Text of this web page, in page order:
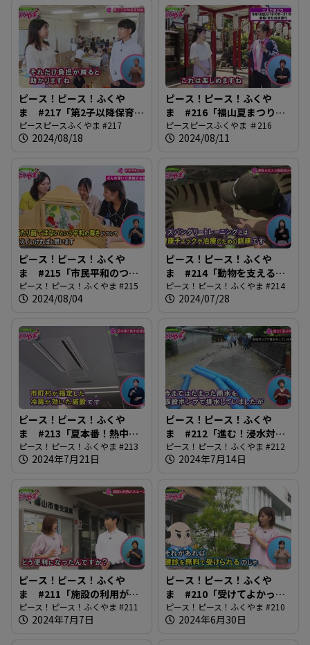
ピース！ピース！ふくや
ま #217「第2子以降保育料
無償化」
ピースピースふくやま #217
2024/08/18
ピース！ピース！ふくや
ま #216「福山夏まつり
2024」
ピースピースふくやま ＃216
2024/08/11
ピース！ピース！ふくや
ま #215「市民平和のつど
い」
ピース！ピース！ふくやま #215
2024/08/04
ピース！ピース！ふくや
ま #214「動物を支える獣
医師の仕事」
ピース！ピース！ふくやま #214
2024/07/28
ピース！ピース！ふくや
ま #213「夏本番！熱中症
最前線」
ピース！ピース！ふくやま #213
2024年7月21日
ピース！ピース！ふくや
ま #212「進む！浸水対
策」
ピース！ピース！ふくやま #212
2024年7月14日
ピース！ピース！ふくや
ま #211「施設の利用がス
ムーズに」
ピース！ピース！ふくやま #211
2024年7月7日
ピース！ピース！ふくや
ま #210「受けてよかった
健診」
ピース！ピース！ふくやま #210
2024年6月30日